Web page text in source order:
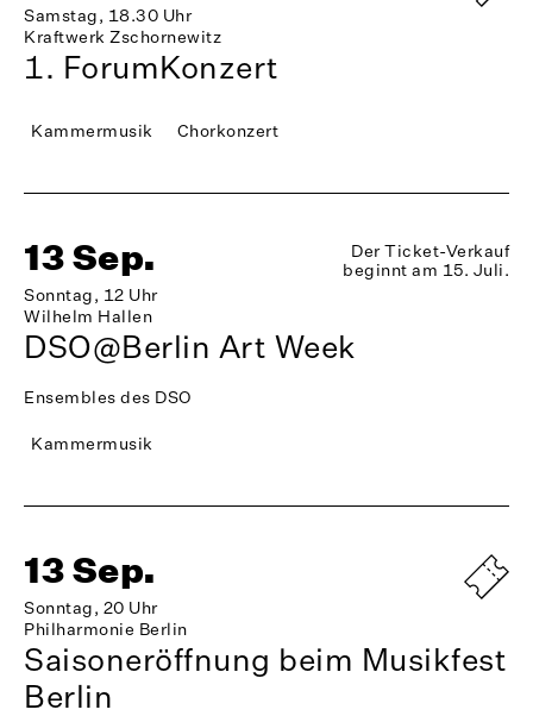
Samstag, 18.30 Uhr
Kraftwerk Zschornewitz
1. ForumKonzert
Kammermusik Chorkonzert
13 Sep.
Sonntag, 12 Uhr
Wilhelm Hallen
Der Ticket-Verkauf
beginnt am 15. Juli.
DSO@Berlin Art Week
Ensembles des DSO
Kammermusik
13 Sep.
Sonntag, 20 Uhr
Philharmonie Berlin
Saisoneröffnung beim Musikfest
Berlin